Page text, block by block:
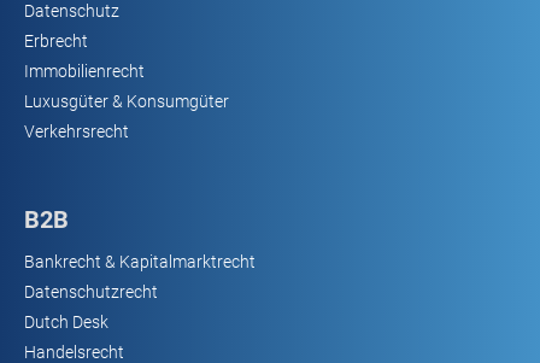
Datenschutz
Erbrecht
Immobilienrecht
Luxusgüter & Konsumgüter
Verkehrsrecht
B2B
Bankrecht & Kapitalmarktrecht
Datenschutzrecht
Dutch Desk
Handelsrecht